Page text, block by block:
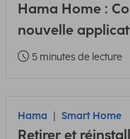
Hama Home :
nouvelle
5 minutes de lecture
Hama Smart Home
Retirer et